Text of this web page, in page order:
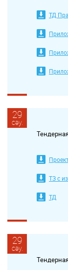
ТД
29
сәу.
ТЗ c
ТД
29
сәу.